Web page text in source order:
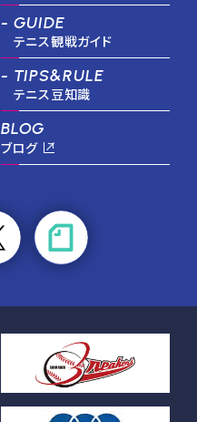
- GUIDE
テニス観戦ガイド
- TIPS&RULE
テニス豆知識
BLOG
ブログ